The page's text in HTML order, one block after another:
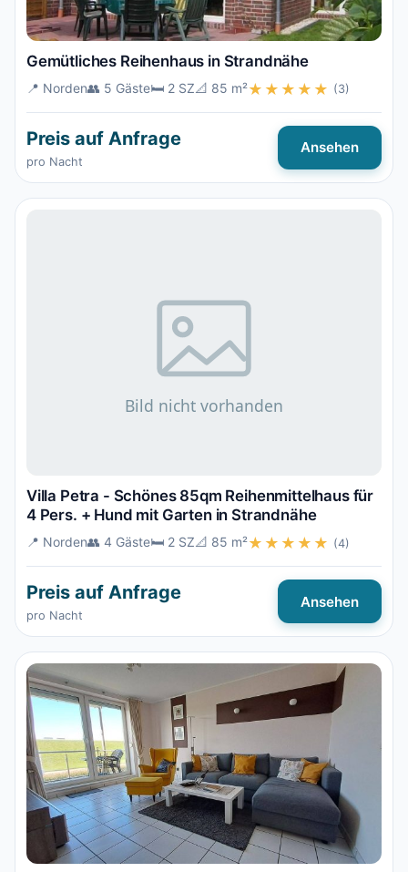
Gemütliches Reihenhaus in Strandnähe
📍 Norden👥 5 Gäste🛏️ 2 SZ📐 85 m²★★★★★ (3)
Preis auf Anfrage
pro Nacht
Ansehen
Villa Petra - Schönes 85qm Reihenmittelhaus für
4 Pers. + Hund mit Garten in Strandnähe
📍 Norden👥 4 Gäste🛏️ 2 SZ📐 85 m²★★★★★ (4)
Preis auf Anfrage
pro Nacht
Ansehen